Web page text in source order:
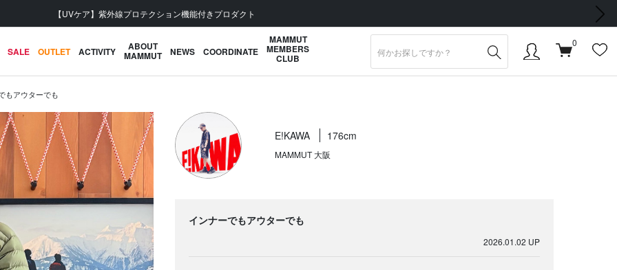
【UVケア】紫外線プロテクション機能付きプロダクト 次の画像
SALE OUTLET ACTIVITY ABOUT
MAMMUT NEWS COORDINATE
MAMMUT
MEMBERS
CLUB
0
もアウターでも
E!KAWA 176cm
MAMMUT 大阪
インナーでもアウターでも
2026.01.02 UP